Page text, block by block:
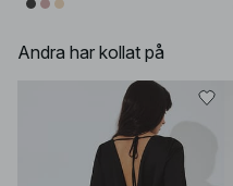
Andra har kollat på